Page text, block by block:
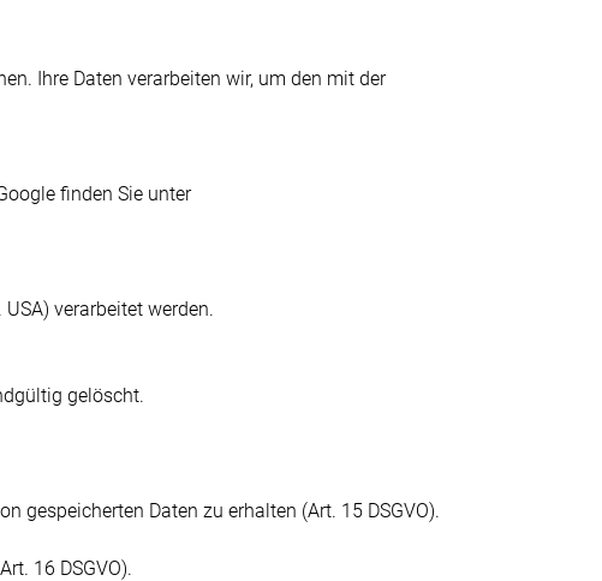
Ihre Daten verarbeiten wir, um den mit der
finden Sie unter
verarbeitet werden.
gelöscht.
gespeicherten Daten zu erhalten (Art. 15 DSGVO).
16 DSGVO).